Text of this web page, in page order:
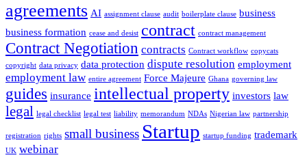
agreements AI assignment clause audit boilerplate clause business
business formation cease and desist contract contract management
Contract Negotiation contracts Contract workflow copycats
copyright data privacy data protection dispute resolution employment
employment law entire agreement Force Majeure Ghana governing law
guides insurance intellectual property investors law
legal legal checklist legal test liability memorandum NDAs Nigerian law partnership
registration rights small business Startup startup funding trademark
UK webinar